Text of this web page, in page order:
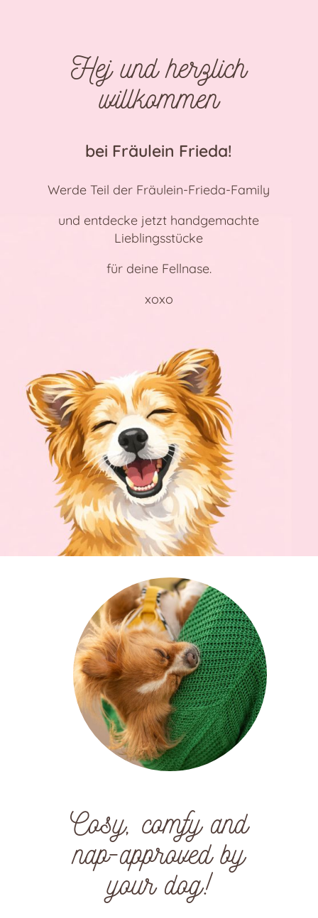
Hej und herzlich
willkommen
bei Fräulein Frieda!
Werde Teil der Fräulein-Frieda-Family
und entdecke jetzt handgemachte
Lieblingsstücke
für deine Fellnase.
xoxo
Cosy, comfy and
nap-approved by
your dog!